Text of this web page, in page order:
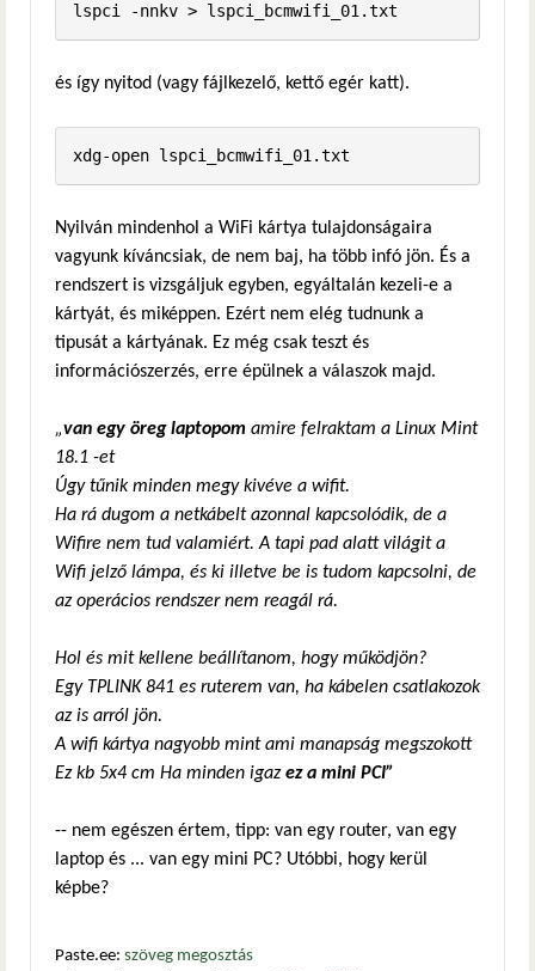
és így nyitod (vagy fájlkezelő, kettő egér katt).
xdg-open lspci_bcmwifi_01.txt
Nyilván mindenhol a WiFi kártya tulajdonságaira
vagyunk kíváncsiak, de nem baj, ha több infó jön. És a
rendszert is vizsgáljuk egyben, egyáltalán kezeli-e a
kártyát, és miképpen. Ezért nem elég tudnunk a
tipusát a kártyának. Ez még csak teszt és
információszerzés, erre épülnek a válaszok majd.
„van egy öreg laptopom amire felraktam a Linux Mint
18.1 -et
Úgy tűnik minden megy kivéve a wifit.
Ha rá dugom a netkábelt azonnal kapcsolódik, de a
Wifire nem tud valamiért. A tapi pad alatt világit a
Wifi jelző lámpa, és ki illetve be is tudom kapcsolni, de
az operácios rendszer nem reagál rá.
Hol és mit kellene beállítanom, hogy működjön?
Egy TPLINK 841 es ruterem van, ha kábelen csatlakozok
az is arról jön.
A wifi kártya nagyobb mint ami manapság megszokott
Ez kb 5x4 cm Ha minden igazez a mini PCI”
-- nem egészen értem, tipp: van egy router, van egy
laptop és ... van egy mini PC? Utóbbi, hogy kerül
képbe?
Paste.ee: szöveg megosztás